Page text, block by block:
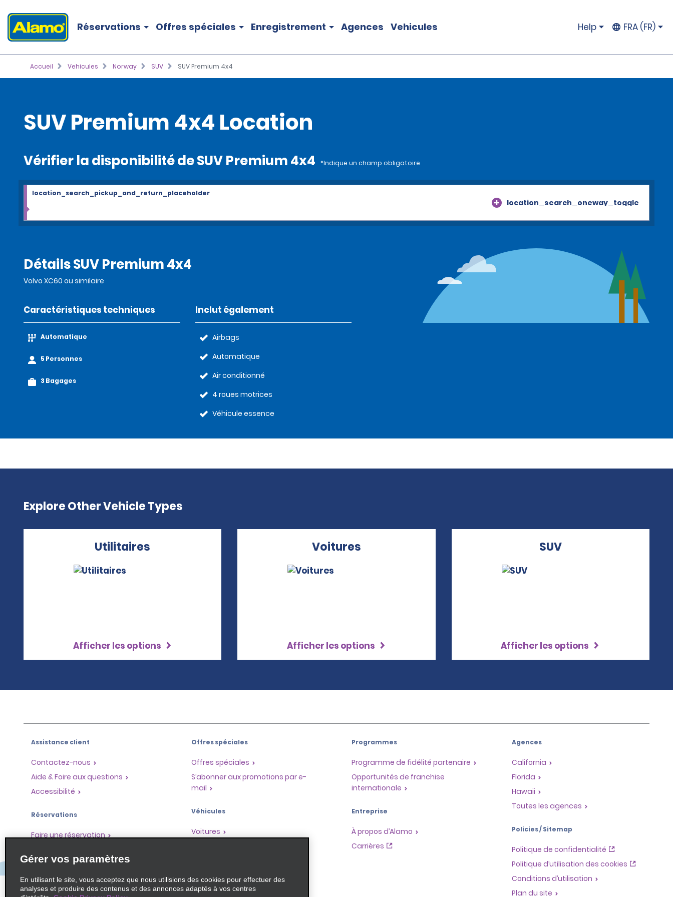
Réservations Offres spéciales Enregistrement Agences Vehicules Help FRA (FR)
Accueil Vehicules Norway SUV SUV Premium 4x4
SUV Premium 4x4 Location
Vérifier la disponibilité de SUV Premium 4x4 *Indique un champ obligatoire
location_search_oneway_toggle
location_search_pickup_and_return_placeholder
Détails SUV Premium 4x4
Volvo XC60 ou similaire
Caractéristiques techniques
Automatique
5 Personnes
3 Bagages
Inclut également
Airbags
Automatique
Air conditionné
4 roues motrices
Véhicule essence
Explore Other Vehicle Types
Utilitaires
Afficher les options
Voitures
Afficher les options
SUV
Afficher les options
Assistance client
Contactez-nous
Aide & Foire aux questions
Accessibilité
Réservations
Faire une réservation
Enregistrement accéléré
Ne pas passer par le comptoir
Trajets passés / Reçus
Offres spéciales
Offres spéciales
S’abonner aux promotions par e-
mail
Véhicules
Voitures
Programmes
Programme de fidélité partenaire
Opportunités de franchise
internationale
Entreprise
À propos d’Alamo
Carrières
Agences
California
Florida
Hawaii
Toutes les agences
Policies / Sitemap
Politique de confidentialité
Politique d’utilisation des cookies
Conditions d’utilisation
Plan du site
Gérer vos paramètres
En utilisant le site, vous acceptez que nous utilisions des cookies pour effectuer des
analyses et produire des contenus et des annonces adaptés à vos centres